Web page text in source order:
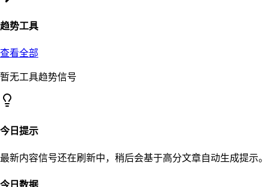
趋势工具
查看全部
暂无工具趋势信号
今日提示
最新内容信号还在刷新中，稍后会基于高分文章自动生成提示。